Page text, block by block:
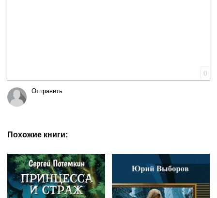
0
Отправить
Похожие книги: